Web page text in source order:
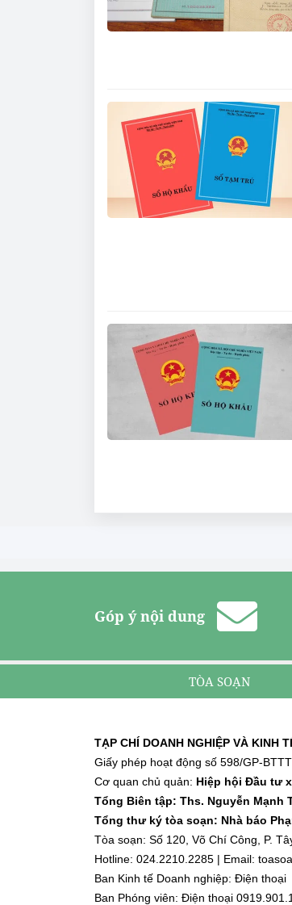
Góp ý nội dung
TÒA SOẠN
TẠP CHÍ DOANH NGHIỆP VÀ KINH
Giấy phép hoạt động số 598/GP-
Cơ quan chủ quản: Hiệp hội Đầu tư
Tổng Biên tập: Ths. Nguyễn Mạnh
Tổng thư ký tòa soạn: Nhà báo
Tòa soạn: Số 120, Võ Chí Công, P.
Hotline: 024.2210.2285 | Email:
Ban Kinh tế Doanh nghiệp: Điện
Ban Phóng viên: Điện thoại